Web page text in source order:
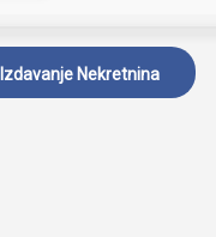
Izdavanje Nekretnina